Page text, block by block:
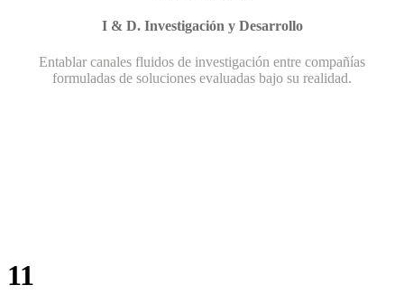
I & D. Investigación y Desarrollo
Entablar canales fluidos de investigación entre compañías
formuladas de soluciones evaluadas bajo su realidad.
11